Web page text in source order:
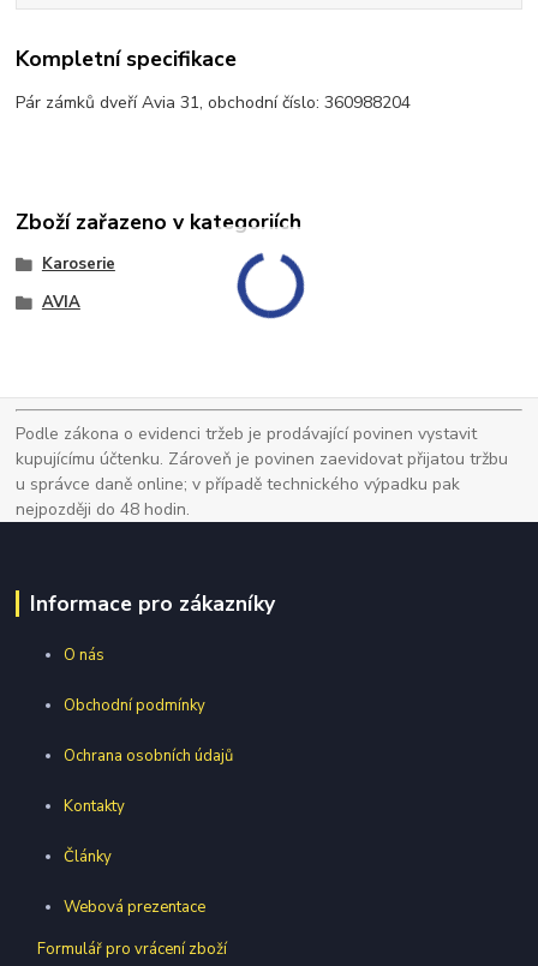
Kompletní specifikace
Pár zámků dveří Avia 31, obchodní číslo: 360988204
Zboží zařazeno v kategoriích
Karoserie
AVIA
Podle zákona o evidenci tržeb je prodávající povinen vystavit
kupujícímu účtenku. Zároveň je povinen zaevidovat přijatou tržbu
u správce daně online; v případě technického výpadku pak
nejpozději do 48 hodin.
Informace pro zákazníky
O nás
Obchodní podmínky
Ochrana osobních údajů
Kontakty
Články
Webová prezentace
Formulář pro vrácení zboží